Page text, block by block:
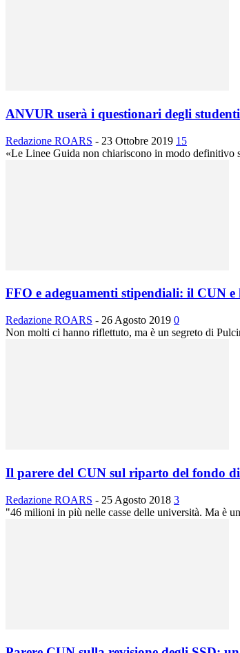
ANVUR userà i questionari degli
Redazione ROARS - 23 Ottobre 2019 15
«Le Linee Guida non chiariscono in modo definitivo
FFO e adeguamenti stipendiali: il CUN
Redazione ROARS - 26 Agosto 2019 0
Non molti ci hanno riflettuto, ma è un segreto di
Il parere del CUN sul riparto del fondo
Redazione ROARS - 25 Agosto 2018 3
"46 milioni in più nelle casse delle università. Ma è